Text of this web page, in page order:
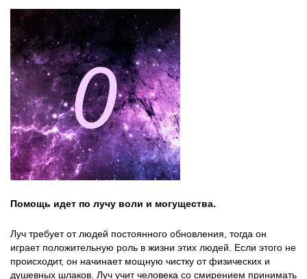
Помощь идет по лучу воли и могущества.
Луч требует от людей постоянного обновления, тогда он
играет положительную роль в жизни этих людей. Если этого не
происходит, он начинает мощную чистку от физических и
душевных шлаков. Луч учит человека со смирением принимать